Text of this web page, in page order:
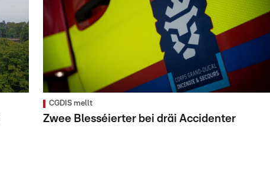
CGDIS mellt
Zwee Blesséierter bei dräi Accidenter